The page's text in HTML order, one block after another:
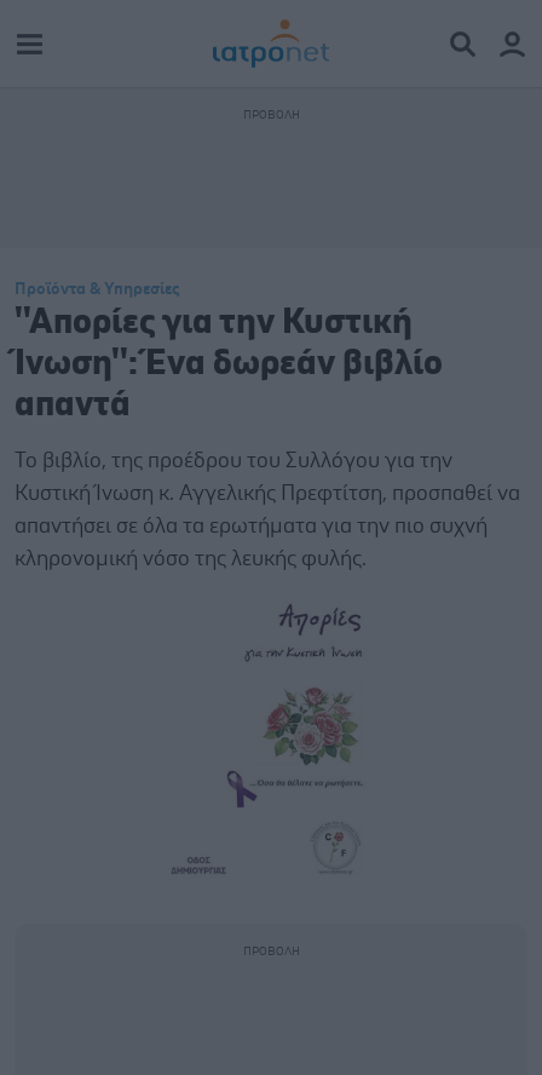
Προϊόντα & Υπηρεσίες
''Απορίες για την Κυστική
Ίνωση'': Ένα δωρεάν βιβλίο
απαντά
Το βιβλίο, της προέδρου του Συλλόγου για την
Κυστική Ίνωση κ. Αγγελικής Πρεφτίτση, προσπαθεί να
απαντήσει σε όλα τα ερωτήματα για την πιο συχνή
κληρονομική νόσο της λευκής φυλής.